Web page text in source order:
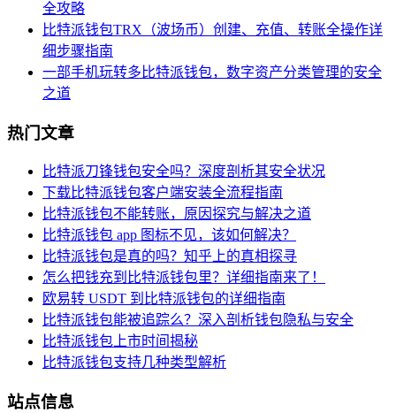
全攻略
比特派钱包TRX（波场币）创建、充值、转账全操作详
细步骤指南
一部手机玩转多比特派钱包，数字资产分类管理的安全
之道
热门文章
比特派刀锋钱包安全吗？深度剖析其安全状况
下载比特派钱包客户端安装全流程指南
比特派钱包不能转账，原因探究与解决之道
比特派钱包 app 图标不见，该如何解决？
比特派钱包是真的吗？知乎上的真相探寻
怎么把钱充到比特派钱包里？详细指南来了！
欧易转 USDT 到比特派钱包的详细指南
比特派钱包能被追踪么？深入剖析钱包隐私与安全
比特派钱包上市时间揭秘
比特派钱包支持几种类型解析
站点信息